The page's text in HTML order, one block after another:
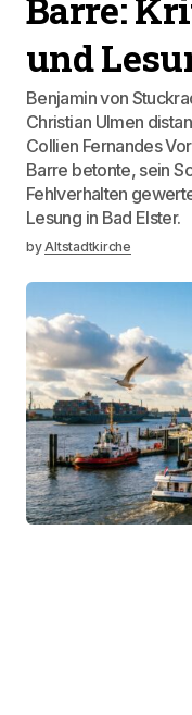
und
Benjamin von
Christian Ulmen
Collien Fernandes
Barre betonte, sein
Fehlverhalten
Lesung in Bad Elster.
byAltstadtkirche